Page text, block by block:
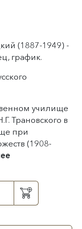
(1887-1949) -
график.
училище
Трановского в
при
(1908-